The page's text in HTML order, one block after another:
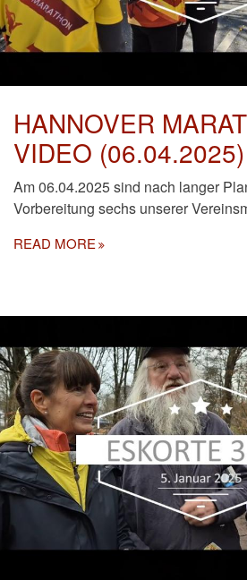
HANNOVER
VIDEO (06.04.2025)
Am 06.04.2025 sind nach langer
Vorbereitung sechs unserer
READ MORE